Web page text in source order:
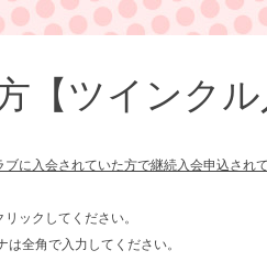
【ツインクル
に入会されていた方で継続入会申込され
ックしてください。
全角で入力してください。